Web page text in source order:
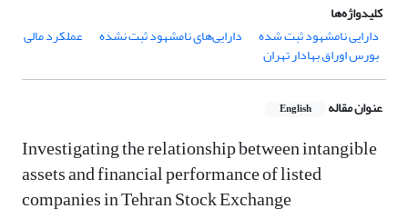
کلیدواژه‌ها
دارایی نامشهود ثبت شده
دارایی‌های نامشهود ثبت نشده عملکرد مالی
بورس اوراق بهادار تهران
عنوان مقاله English
Investigating the relationship between intangible
assets and financial performance of listed
companies in Tehran Stock Exchange